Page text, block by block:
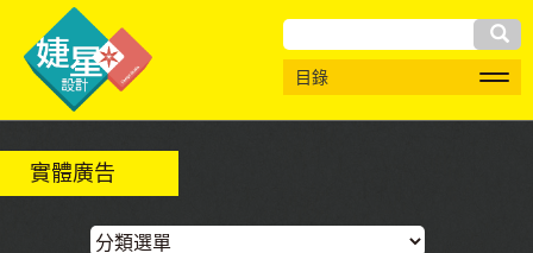
目錄
搜
尋
實體廣告